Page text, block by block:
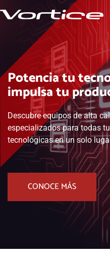
Potencia tu
impulsa tu
Descubre equipos de alta
especializados para todas
tecnológicas en un solo
CONOCE MÁS